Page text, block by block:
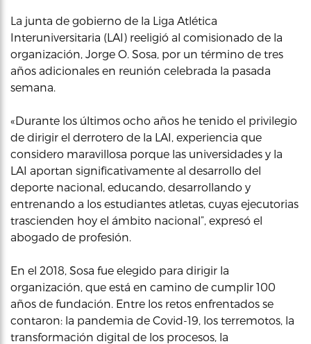
La junta de gobierno de la Liga Atlética
Interuniversitaria (LAI) reeligió al comisionado de la
organización, Jorge O. Sosa, por un término de tres
años adicionales en reunión celebrada la pasada
semana.
«Durante los últimos ocho años he tenido el privilegio
de dirigir el derrotero de la LAI, experiencia que
considero maravillosa porque las universidades y la
LAI aportan significativamente al desarrollo del
deporte nacional, educando, desarrollando y
entrenando a los estudiantes atletas, cuyas ejecutorias
trascienden hoy el ámbito nacional”, expresó el
abogado de profesión.
En el 2018, Sosa fue elegido para dirigir la
organización, que está en camino de cumplir 100
años de fundación. Entre los retos enfrentados se
contaron: la pandemia de Covid-19, los terremotos, la
transformación digital de los procesos, la